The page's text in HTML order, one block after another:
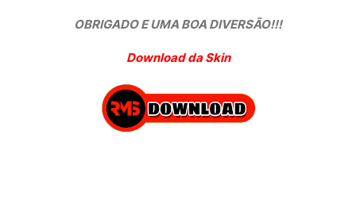
OBRIGADO E UMA BOA DIVERSÃO!!!
Download da Skin